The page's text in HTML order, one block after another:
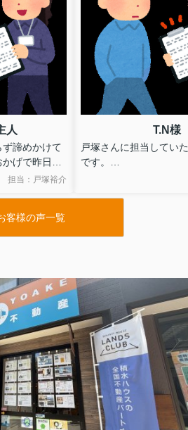
人
諦めかけて
げで昨日の
きました。
担当：戸塚裕介
T.N様
戸塚さんに担当してい
です。
また終始親身にご対応
心より感謝しておりま
このたびは本当にあり
した。
また機会がございまし
しくお願いいたします。
客様の声一覧